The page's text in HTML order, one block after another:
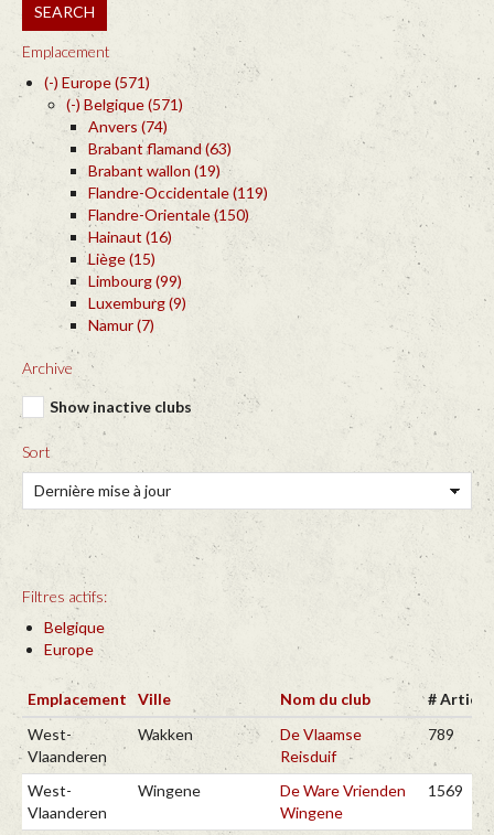
SEARCH
Emplacement
(-) Europe(571)
(-) Belgique(571)
Anvers (74)
Brabant flamand(63)
Brabant wallon (19)
Flandre-Occidentale(119)
Flandre-Orientale(150)
Hainaut (16)
Liège(15)
Limbourg(99)
Luxemburg(9)
Namur(7)
Archive
Show inactive clubs
Sort
Filtres actifs:
Belgique
Europe
Emplacement Ville Nom du club
#
West-
Vlaanderen
Wakken
De Vlaamse
Reisduif
789
West-
Vlaanderen
Wingene
De Ware Vrienden
Wingene
1569